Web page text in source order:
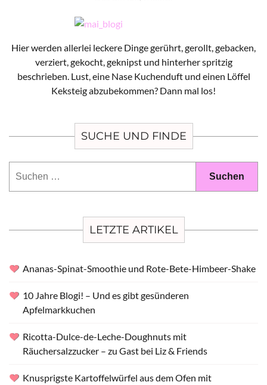
Hier werden allerlei leckere Dinge gerührt, gerollt, gebacken,
verziert, gekocht, geknipst und hinterher spritzig
beschrieben. Lust, eine Nase Kuchenduft und einen Löffel
Keksteig abzubekommen? Dann mal los!
SUCHE UND FINDE
LETZTE ARTIKEL
Ananas-Spinat-Smoothie und Rote-Bete-Himbeer-Shake
10 Jahre Blogi! – Und es gibt gesünderen
Apfelmarkkuchen
Ricotta-Dulce-de-Leche-Doughnuts mit
Räuchersalzzucker – zu Gast bei Liz & Friends
Knusprigste Kartoffelwürfel aus dem Ofen mit